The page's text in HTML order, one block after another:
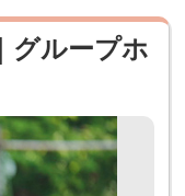
グループホ